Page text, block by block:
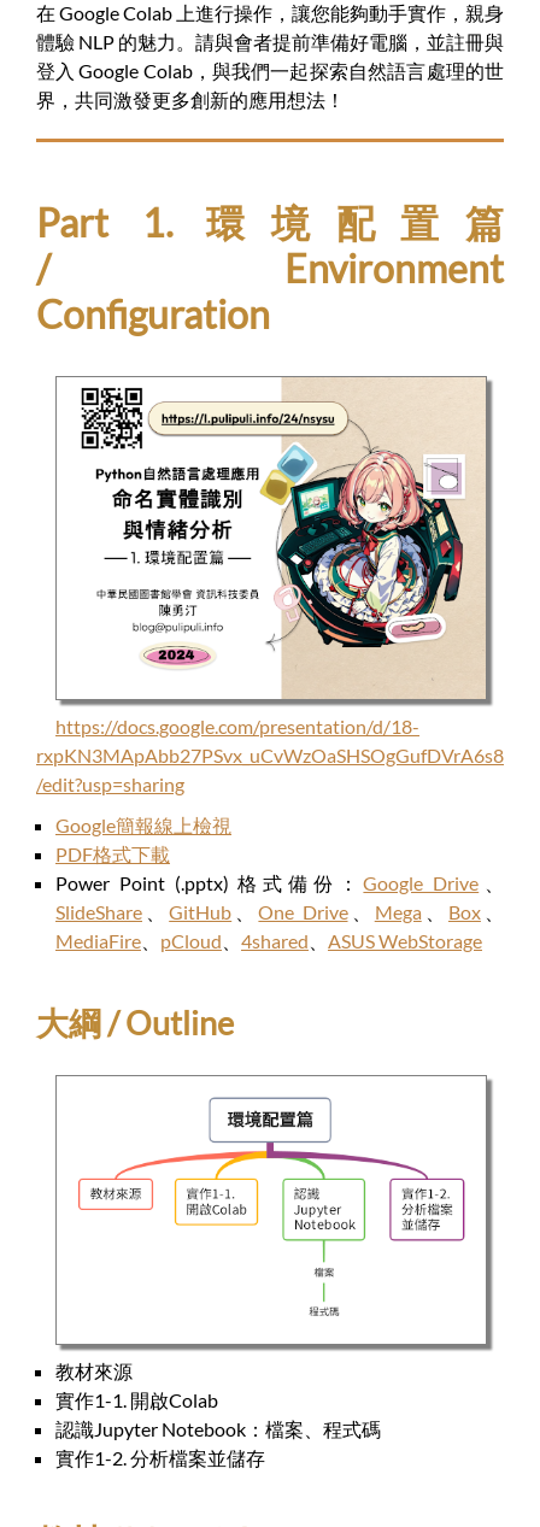
在 Google Colab 上進行操作，讓您能夠動手實作，親身
體驗 NLP 的魅力。請與會者提前準備好電腦，並註冊與
登入 Google Colab，與我們一起探索自然語言處理的世
界，共同激發更多創新的應用想法！
Part 1. 環境配置篇
/ Environment
Configuration
https://docs.google.com/presentation/d/18-
rxpKN3MApAbb27PSvx_uCvWzOaSHSOgGufDVrA6s8
/edit?usp=sharing
Google簡報線上檢視
PDF格式下載
Power Point (.pptx) 格式備份：Google Drive
SlideShare 、GitHub 、One Drive、 Mega、 Box、
MediaFire
pCloud 4shared ASUS WebStorage
大綱 / Outline
教材來源
實作1-1. 開啟Colab
認識Jupyter Notebook：檔案、程式碼
實作1-2. 分析檔案並儲存